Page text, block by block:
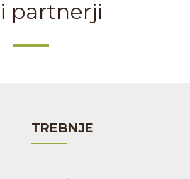
partnerji
TREBNJE